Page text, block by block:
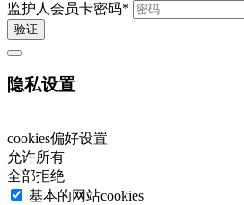
监护人会员卡密码*
验证
隐私设置
cookies偏好设置
允许所有
全部拒绝
基本的网站cookies